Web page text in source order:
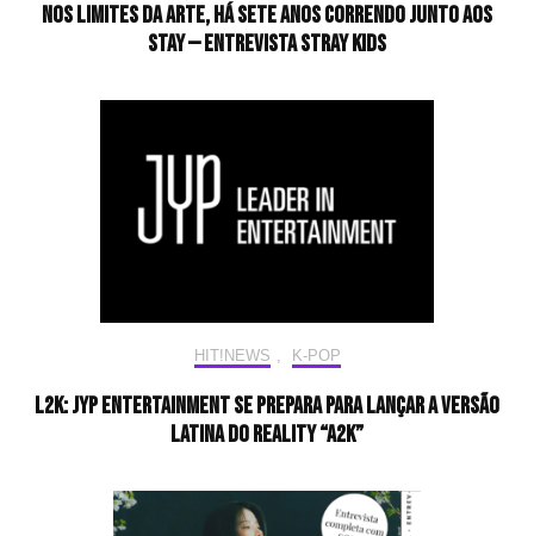
Nos limites da arte, há sete anos correndo junto aos
STAY — Entrevista Stray Kids
HIT!NEWS K-POP
L2K: JYP Entertainment se prepara para lançar a versão
latina do reality “A2K”